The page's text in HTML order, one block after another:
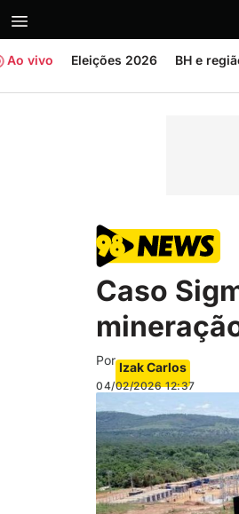
Ao vivo Eleições 2026 BH e
Caso
Por Izak Carlos
04/02/2026 12:37